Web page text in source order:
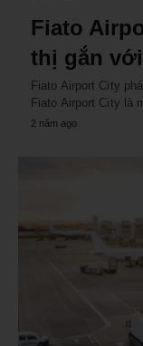
Fiato
thị gắn
Fiato Airport City
Fiato Airport City là
2 năm ago